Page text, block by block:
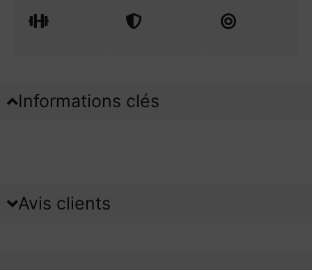
Informations clés
Avis clients